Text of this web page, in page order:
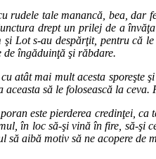
rudele tale manancă, bea, dar
drept un prilej de a
Lot s-au despărţit, pentru că
de îngăduinţă şi răbdare.
atât mai mult acesta sporeşte
să le folosească la
este pierderea credinţei,
în loc să-şi vină în fire, să-şi
să aibă motiv să ne acopere de